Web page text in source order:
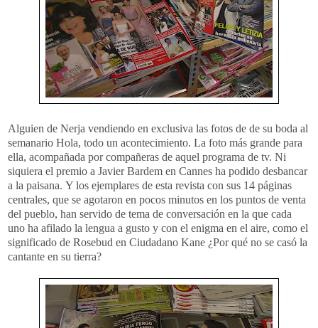
Alguien de Nerja vendiendo en exclusiva las fotos de de su boda al
semanario Hola, todo un acontecimiento. La foto más grande para
ella, acompañada por compañeras de aquel programa de tv. Ni
siquiera el premio a Javier Bardem en Cannes ha podido desbancar
a la paisana. Y los ejemplares de esta revista con sus 14 páginas
centrales, que se agotaron en pocos minutos en los puntos de venta
del pueblo, han servido de tema de conversación en la que cada
uno ha afilado la lengua a gusto y con el enigma en el aire, como el
significado de Rosebud en Ciudadano Kane ¿Por qué no se casó la
cantante en su tierra?